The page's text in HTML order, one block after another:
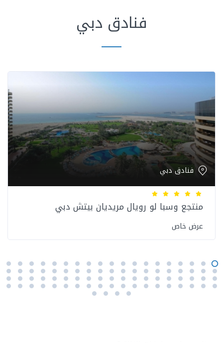
فنادق دبي
فنادق دبي
منتجع وسبا لو رويال مريديان بيتش دبي
عرض خاص